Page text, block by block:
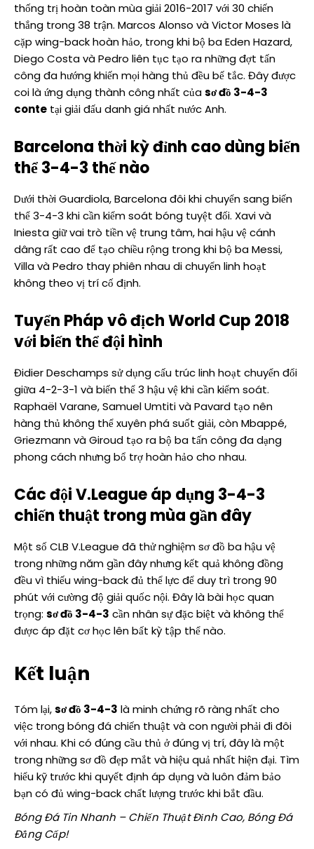
thống trị hoàn toàn mùa giải 2016-2017 với 30 chiến
thắng trong 38 trận. Marcos Alonso và Victor Moses là
cặp wing-back hoàn hảo, trong khi bộ ba Eden Hazard,
Diego Costa và Pedro liên tục tạo ra những đợt tấn
công đa hướng khiến mọi hàng thủ đều bế tắc. Đây được
coi là ứng dụng thành công nhất củasơ đồ 3-4-3
conte tại giải đấu danh giá nhất nước Anh.
Barcelona thời kỳ đỉnh cao dùng biến
thể 3-4-3 thế nào
Dưới thời Guardiola, Barcelona đôi khi chuyển sang biến
thể 3-4-3 khi cần kiểm soát bóng tuyệt đối. Xavi và
Iniesta giữ vai trò tiền vệ trung tâm, hai hậu vệ cánh
dâng rất cao để tạo chiều rộng trong khi bộ ba Messi,
Villa và Pedro thay phiên nhau di chuyển linh hoạt
không theo vị trí cố định.
Tuyển Pháp vô địch World Cup 2018
với biến thể đội hình
Đidier Deschamps sử dụng cấu trúc linh hoạt chuyển đổi
giữa 4-2-3-1 và biến thể 3 hậu vệ khi cần kiểm soát.
Raphaël Varane, Samuel Umtiti và Pavard tạo nên
hàng thủ không thể xuyên phá suốt giải, còn Mbappé,
Griezmann và Giroud tạo ra bộ ba tấn công đa dạng
phong cách nhưng bổ trợ hoàn hảo cho nhau.
Các đội V.League áp dụng 3-4-3
chiến thuật trong mùa gần đây
Một số CLB V.League đã thử nghiệm sơ đồ ba hậu vệ
trong những năm gần đây nhưng kết quả không đồng
đều vì thiếu wing-back đủ thể lực để duy trì trong 90
phút với cường độ giải quốc nội. Đây là bài học quan
trọng: sơ đồ 3-4-3 cần nhân sự đặc biệt và không thể
được áp đặt cơ học lên bất kỳ tập thể nào.
Kết luận
Tóm lại,sơ đồ 3-4-3 là minh chứng rõ ràng nhất cho
việc trong bóng đá chiến thuật và con người phải đi đôi
với nhau. Khi có đúng cầu thủ ở đúng vị trí, đây là một
trong những sơ đồ đẹp mắt và hiệu quả nhất hiện đại. Tìm
hiểu kỹ trước khi quyết định áp dụng và luôn đảm bảo
bạn có đủ wing-back chất lượng trước khi bắt đầu.
Bóng Đá Tin Nhanh – Chiến Thuật Đỉnh Cao, Bóng Đá
Đẳng Cấp!